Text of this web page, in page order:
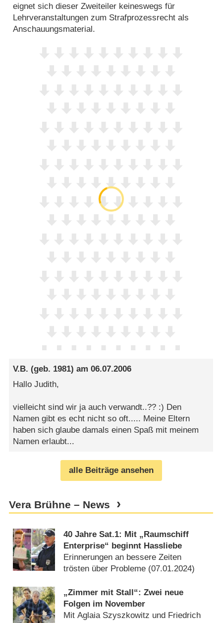
eignet sich dieser Zweiteiler keineswegs für
Lehrveranstaltungen zum Strafprozessrecht als
Anschauungsmaterial.
V.B. (geb. 1981) am06.07.2006
Hallo Judith,
vielleicht sind wir ja auch verwandt..?? :) Den
Namen gibt es echt nicht so oft..... Meine Eltern
haben sich glaube damals einen Spaß mit meinem
Namen erlaubt...
alle Beiträge ansehen
Vera Brühne – News
40 Jahre Sat.1: Mit „Raumschiff
Enterprise“ beginnt Hassliebe
Erinnerungen an bessere Zeiten
trösten über Probleme (07.01.2024)
„Zimmer mit Stall“: Zwei neue
Folgen im November
Mit Aglaia Szyszkowitz und Friedrich